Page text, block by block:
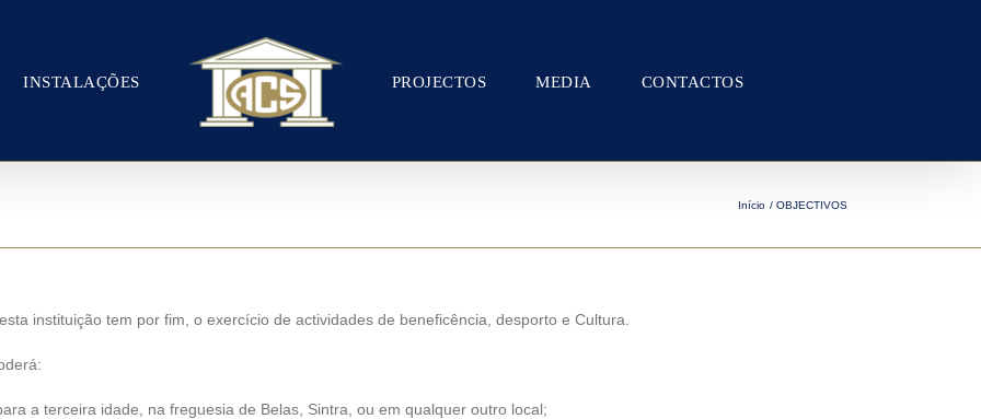
INSTALAÇÕES PROJECTOS MEDIA CONTACTOS
Início OBJECTIVOS
instituição tem por fim, o exercício de actividades de beneficência, desporto e Cultura.
a terceira idade, na freguesia de Belas, Sintra, ou em qualquer outro local;